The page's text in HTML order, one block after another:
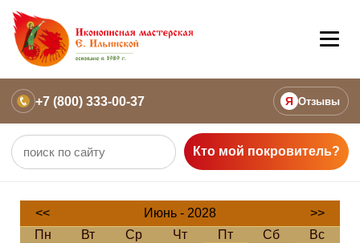
+7 (800) 333-00-37 Я Отзывы
Кто мой покровитель?
<< Июнь - 2028
>>
Пн
Вт Ср Чт Пт Сб
Вс